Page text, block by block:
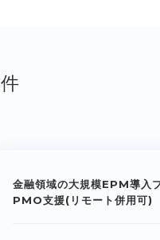
金融領域の大規模EPM導入
PMO支援(リモート併用可)